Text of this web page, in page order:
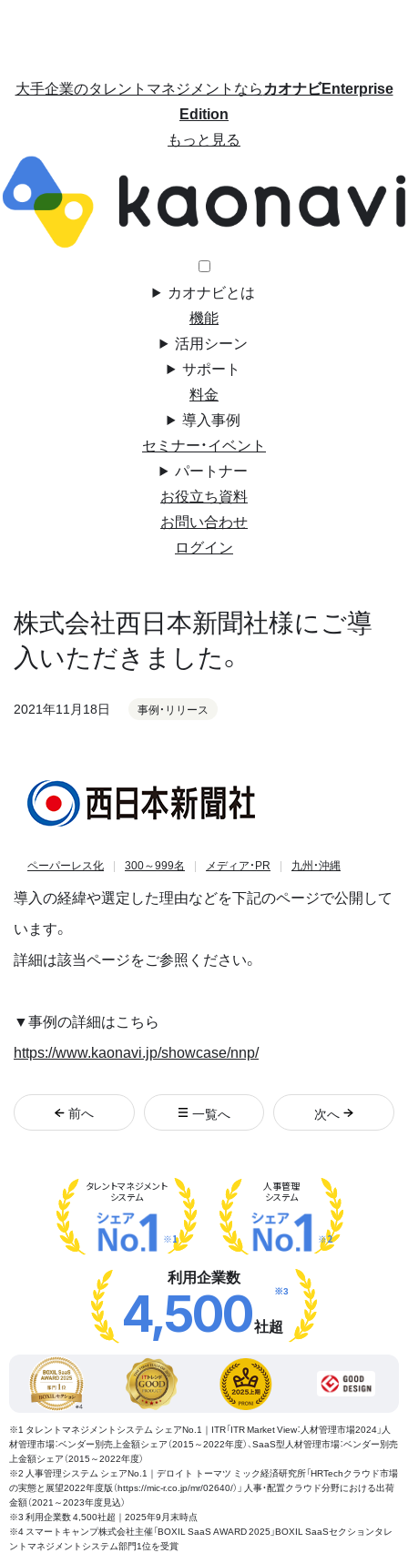
大手企業のタレントマネジメントならカオナビEnterprise
Edition
もっと見る
カオナビとは
機能
活用シーン
サポート
料金
導入事例
セミナー・イベント
パートナー
お役立ち資料
お問い合わせ
ログイン
株式会社西日本新聞社様にご導
入いただきました。
2021年11月18日 事例・リリース
ペーパーレス化 300～999名 メディア・PR 九州・沖縄
導入の経緯や選定した理由などを下記のページで公開して
います。
詳細は該当ページをご参照ください。
▼事例の詳細はこちら
https://www.kaonavi.jp/showcase/nnp/
前へ 一覧へ 次へ
タレントマネジメント
システム
※1
人事管理
システム
※2
利用企業数
4,500社超
※3
※1 タレントマネジメントシステム シェアNo.1｜ITR「ITR Market View：人材管理市場2024」人
材管理市場：ベンダー別売上金額シェア（2015～2022年度）、SaaS型人材管理市場：ベンダー別売
上金額シェア（2015～2022年度）
※2 人事管理システム シェアNo.1｜デロイト トーマツ ミック経済研究所「HRTechクラウド市場
の実態と展望2022年度版（https://mic-r.co.jp/mr/02640/）」 人事・配置クラウド分野における出荷
金額（2021～2023年度見込）
※3 利用企業数 4,500社超｜2025年9月末時点
※4 スマートキャンプ株式会社主催「BOXIL SaaS AWARD 2025」BOXIL SaaSセクションタレ
ントマネジメントシステム部門1位を受賞